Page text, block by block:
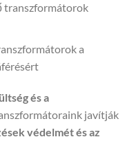
transzformátorok
a
és a
javítják
védelmét és az